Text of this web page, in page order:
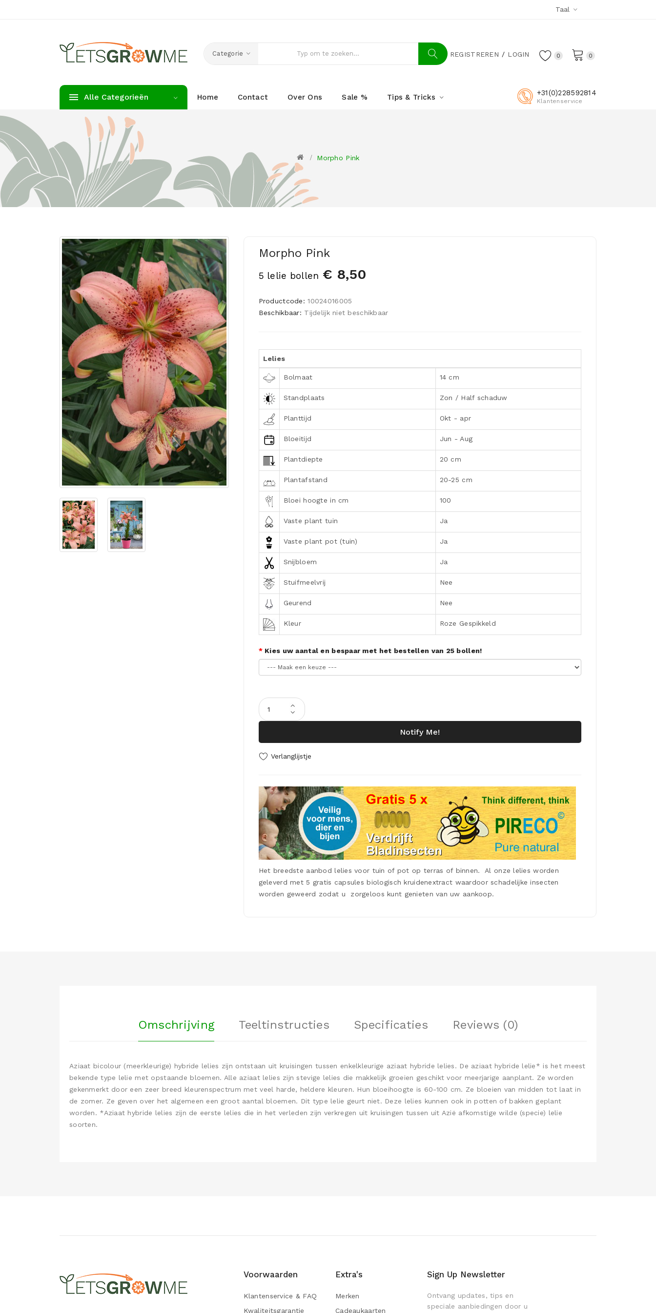
Taal
REGISTREREN LOGIN 0
0
Categorie
Alle Categorieën Home Contact Over Ons Sale % Tips & Tricks +31(0)228592814
Klantenservice
Morpho Pink
Morpho Pink
5 lelie bollen € 8,50
Productcode:10024016005
Beschikbaar: Tijdelijk niet beschikbaar
Lelies
Bolmaat 14 cm
Standplaats Zon / Half schaduw
Planttijd Okt - apr
Bloeitijd Jun - Aug
Plantdiepte 20 cm
Plantafstand 20-25 cm
Bloei hoogte in cm 100
Vaste plant tuin Ja
Vaste plant pot (tuin) Ja
Snijbloem Ja
Stuifmeelvrij Nee
Geurend Nee
Kleur Roze Gespikkeld
Kies uw aantal en bespaar met het bestellen van 25 bollen!
Notify Me!
Verlanglijstje
Het breedste aanbod lelies voor tuin of pot op terras of binnen. Al onze lelies worden
geleverd met 5 gratis capsules biologisch kruidenextract waardoor schadelijke insecten
worden geweerd zodat u zorgeloos kunt genieten van uw aankoop.
Omschrijving Teeltinstructies Specificaties Reviews (0)
Aziaat bicolour (meerkleurige) hybride lelies zijn ontstaan uit kruisingen tussen enkelkleurige aziaat hybride lelies. De aziaat hybride lelie* is het meest
bekende type lelie met opstaande bloemen. Alle aziaat lelies zijn stevige lelies die makkelijk groeien geschikt voor meerjarige aanplant. Ze worden
gekenmerkt door een zeer breed kleurenspectrum met veel harde, heldere kleuren. Hun bloeihoogte is 60-100 cm. Ze bloeien van midden tot laat in
de zomer. Ze geven over het algemeen een groot aantal bloemen. Dit type lelie geurt niet. Deze lelies kunnen ook in potten of bakken geplant
worden. *Aziaat hybride lelies zijn de eerste lelies die in het verleden zijn verkregen uit kruisingen tussen uit Azië afkomstige wilde (specie) lelie
soorten.
Voorwaarden
Klantenservice & FAQ
Kwaliteitsgarantie
Extra's
Merken
Cadeaukaarten
Sign Up Newsletter
Ontvang updates, tips en
speciale aanbiedingen door u